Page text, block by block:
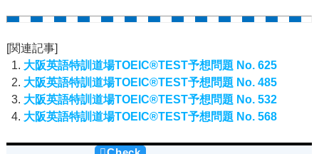
[関連記事]
大阪英語特訓道場TOEIC®TEST予想問題 No. 625
大阪英語特訓道場TOEIC®TEST予想問題 No. 485
大阪英語特訓道場TOEIC®TEST予想問題 No. 532
大阪英語特訓道場TOEIC®TEST予想問題 No. 568